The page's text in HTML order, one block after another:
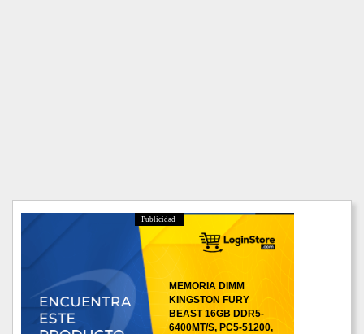
Publicidad
MEMORIA DIMM
KINGSTON FURY
BEAST 16GB DDR5-
6400MT/S, PC5-51200,